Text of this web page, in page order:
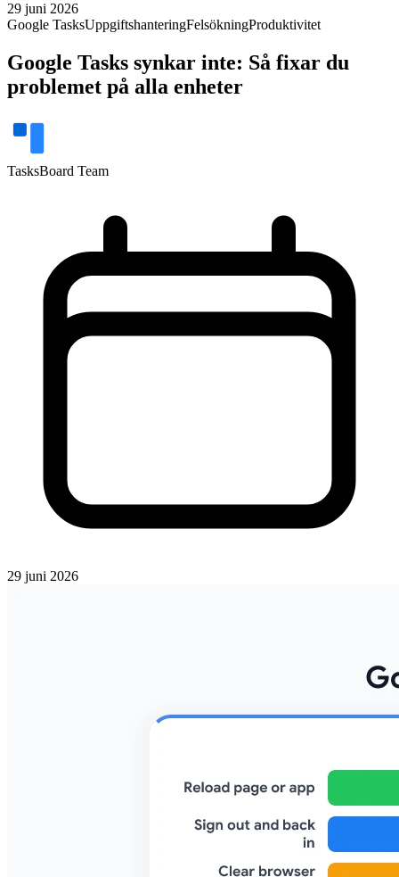
29 juni 2026
Google TasksUppgiftshanteringFelsökningProduktivitet
Google Tasks synkar inte: Så fixar du
problemet på alla enheter
TasksBoard Team
29 juni 2026